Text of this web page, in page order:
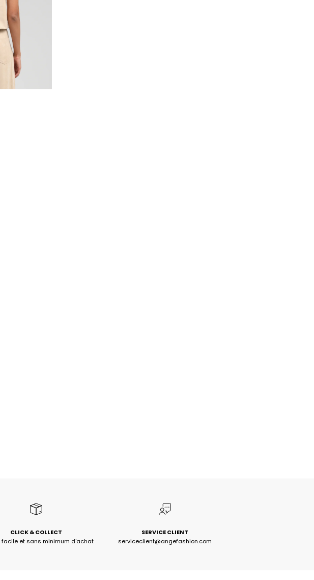
CLICK & COLLECT
facile et sans minimum d'achat
SERVICE CLIENT
serviceclient@angefashion.com